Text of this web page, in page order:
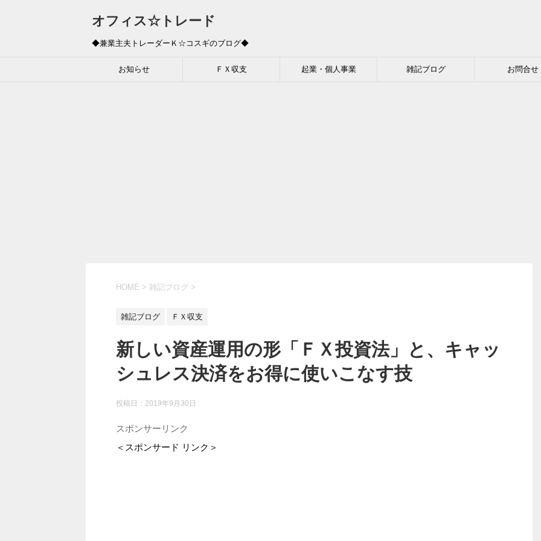
オフィス☆トレード
◆兼業主夫トレーダーＫ☆コスギのブログ◆
お知らせ ＦＸ収支 起業・個人事業 雑記ブログ お問合せ
HOME > 雑記ブログ >
雑記ブログ ＦＸ収支
新しい資産運用の形「ＦＸ投資法」と、キャッ
シュレス決済をお得に使いこなす技
投稿日： 2019年9月30日
スポンサーリンク
＜スポンサード リンク＞